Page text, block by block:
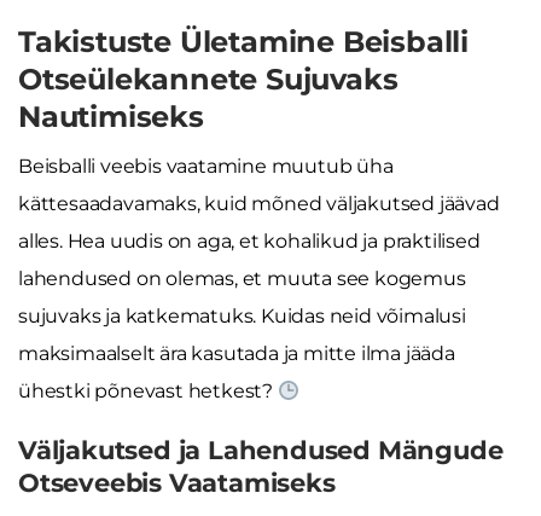
Takistuste Ületamine Beisballi
Otseülekannete Sujuvaks
Nautimiseks
Beisballi veebis vaatamine muutub üha
kättesaadavamaks, kuid mõned väljakutsed jäävad
alles. Hea uudis on aga, et kohalikud ja praktilised
lahendused on olemas, et muuta see kogemus
sujuvaks ja katkematuks. Kuidas neid võimalusi
maksimaalselt ära kasutada ja mitte ilma jääda
ühestki põnevast hetkest?
Väljakutsed ja Lahendused Mängude
Otseveebis Vaatamiseks